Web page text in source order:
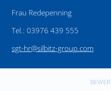
Frau Redepenning
Tel.: 03976 439 555
sgt-hr@silbitz-group.com